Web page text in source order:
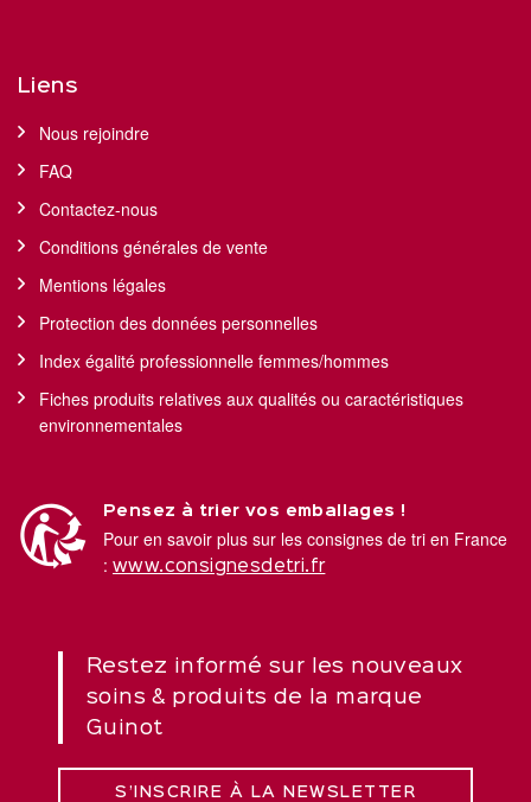
Liens
Nous rejoindre
FAQ
Contactez-nous
Conditions générales de vente
Mentions légales
Protection des données personnelles
Index égalité professionnelle femmes/hommes
Fiches produits relatives aux qualités ou caractéristiques
environnementales
Pensez à trier vos emballages !
Pour en savoir plus sur les consignes de tri en France
: www.consignesdetri.fr
Restez informé sur les nouveaux
soins & produits de la marque
Guinot
S’INSCRIRE À LA NEWSLETTER